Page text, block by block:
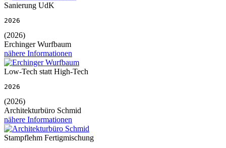
Sanierung UdK
2026
(2026)
Erchinger Wurfbaum
nähere Informationen
Low-Tech statt High-Tech
2026
(2026)
Architekturbüro Schmid
nähere Informationen
Stampflehm Fertigmischung